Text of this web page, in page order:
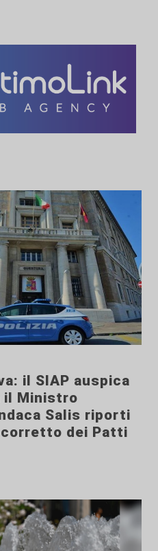
il SIAP auspica
il Ministro
Salis riporti
corretto dei Patti